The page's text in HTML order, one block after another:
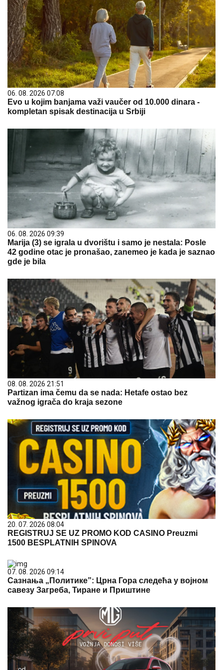
06. 08. 2026 07:08
Evo u kojim banjama važi vaučer od 10.000 dinara -
kompletan spisak destinacija u Srbiji
06. 08. 2026 09:39
Marija (3) se igrala u dvorištu i samo je nestala: Posle
42 godine otac je pronašao, zanemeo je kada je saznao
gde je bila
08. 08. 2026 21:51
Partizan ima čemu da se nada: Hetafe ostao bez
važnog igrača do kraja sezone
20. 07. 2026 08:04
REGISTRUJ SE UZ PROMO KOD CASINO Preuzmi
1500 BESPLATNIH SPINOVA
07. 08. 2026 09:14
Сазнања „Политике”: Црна Гора следећа у војном
савезу Загреба, Тиране и Приштине